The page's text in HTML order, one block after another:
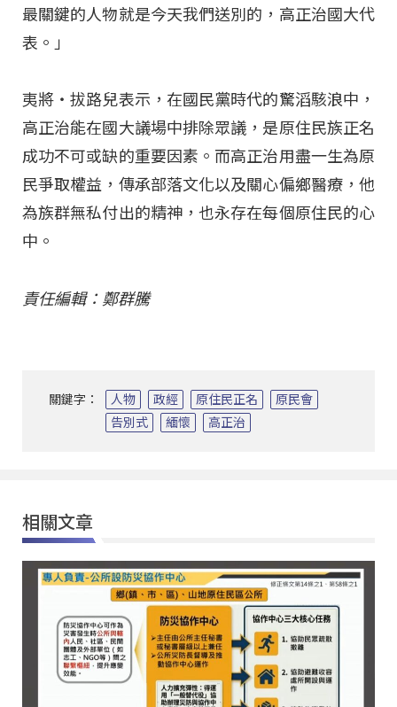
最關鍵的人物就是今天我們送別的，高正治國大代
表。」
夷將‧拔路兒表示，在國民黨時代的驚滔駭浪中，
高正治能在國大議場中排除眾議，是原住民族正名
成功不可或缺的重要因素。而高正治用盡一生為原
民爭取權益，傳承部落文化以及關心偏鄉醫療，他
為族群無私付出的精神，也永存在每個原住民的心
中。
責任編輯：鄭群騰
關鍵字： 人物 政經 原住民正名
原民會
告別式
緬懷 高正治
相關文章